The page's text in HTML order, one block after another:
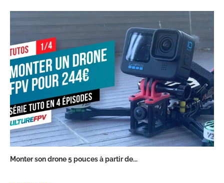
Monter son drone 5 pouces à partir de...